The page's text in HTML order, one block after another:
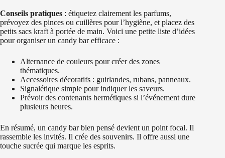
Conseils pratiques : étiquetez clairement les parfums,
prévoyez des pinces ou cuillères pour l’hygiène, et placez des
petits sacs kraft à portée de main. Voici une petite liste d’idées
pour organiser un candy bar efficace :
Alternance de couleurs pour créer des zones
thématiques.
Accessoires décoratifs : guirlandes, rubans, panneaux.
Signalétique simple pour indiquer les saveurs.
Prévoir des contenants hermétiques si l’événement dure
plusieurs heures.
En résumé, un candy bar bien pensé devient un point focal. Il
rassemble les invités. Il crée des souvenirs. Il offre aussi une
touche sucrée qui marque les esprits.